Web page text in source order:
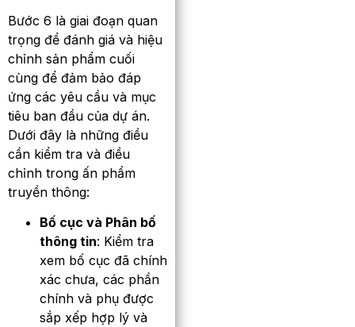
Bước 6 là giai đoạn quan
trọng để đánh giá và hiệu
chỉnh sản phẩm cuối
cùng để đảm bảo đáp
ứng các yêu cầu và mục
tiêu ban đầu của dự án.
Dưới đây là những điều
cần kiểm tra và điều
chỉnh trong ấn phẩm
truyền thông:
Bố cục và Phân bố
thông tin: Kiểm tra
xem bố cục đã chính
xác chưa, các phần
chính và phụ được
sắp xếp hợp lý và